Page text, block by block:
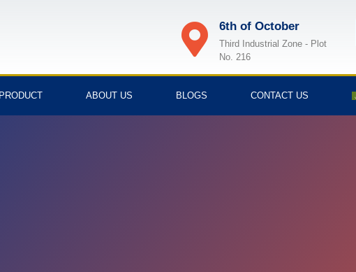
6th of October
Third Industrial Zone - Plot
No. 216
PRODUCT ABOUT US BLOGS CONTACT US